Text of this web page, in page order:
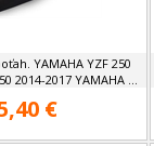
YAMAHA YZF 250
2014-2017 YAMAHA ...
€